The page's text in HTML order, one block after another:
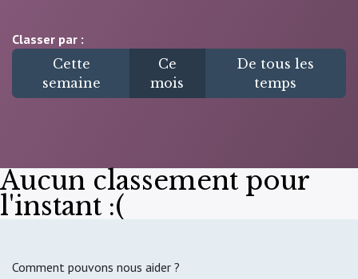
Classer par :
Cette
semaine
Ce
mois
De tous les
temps
Aucun classement pour
l'instant :(
Comment pouvons nous aider ?